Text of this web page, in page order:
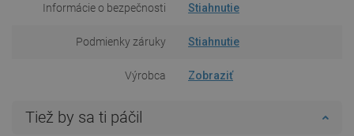
Informácie o bezpečnosti Stiahnutie
Podmienky záruky Stiahnutie
Výrobca Zobraziť
Tiež by sa ti páčil